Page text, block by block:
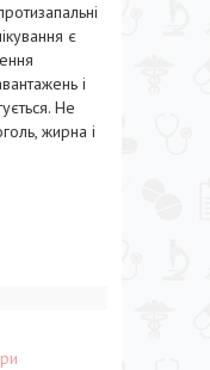
є
і
Не
жирна і